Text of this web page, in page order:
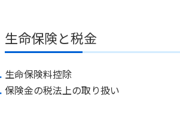
生命保険と税金
生命保険料控除
保険金の税法上の取り扱い